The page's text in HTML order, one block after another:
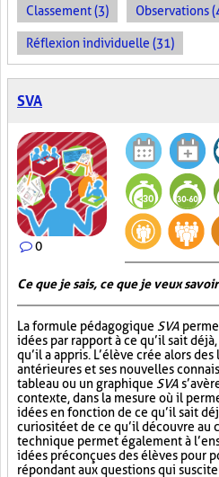
Classement (3) Observations
Réflexion individuelle (31)
SVA
0
Ce que je sais, ce que je veux
La formule pédagogique SVA
idées par rapport à ce qu’il sait
qu’il a appris. L’élève crée alors
antérieures et ses nouvelles
tableau ou un graphique SVA
contexte, dans la mesure où il
idées en fonction de ce qu’il sait
curiosité et de ce qu’il découvre au
technique permet également à
idées préconçues des élèves pour
répondant aux questions qui